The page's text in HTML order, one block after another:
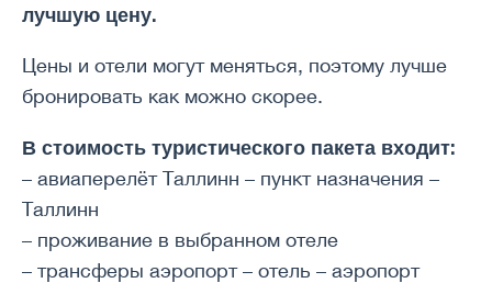
лучшую цену.
Цены и отели могут меняться, поэтому лучше
бронировать как можно скорее.
В стоимость туристического пакета входит:
– авиаперелёт Таллинн – пункт назначения –
Таллинн
– проживание в выбранном отеле
– трансферы аэропорт – отель – аэропорт